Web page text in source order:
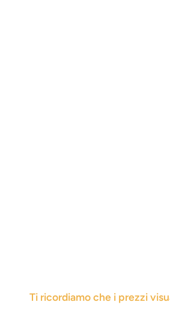
Ti ricordiamo che i prezzi